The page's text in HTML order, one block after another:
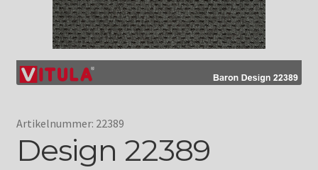
Artikelnummer: 22389
Design 22389